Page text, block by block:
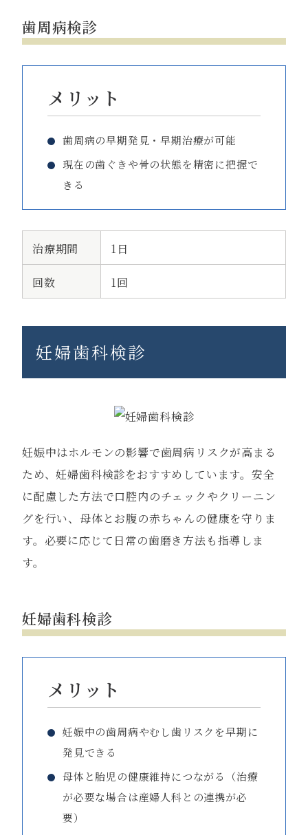
歯周病検診
メリット
歯周病の早期発見・早期治療が可能
現在の歯ぐきや骨の状態を精密に把握で
きる
治療期間 1日
回数 1回
妊婦歯科検診
妊娠中はホルモンの影響で歯周病リスクが高まる
ため、妊婦歯科検診をおすすめしています。安全
に配慮した方法で口腔内のチェックやクリーニン
グを行い、母体とお腹の赤ちゃんの健康を守りま
す。必要に応じて日常の歯磨き方法も指導しま
す。
妊婦歯科検診
メリット
妊娠中の歯周病やむし歯リスクを早期に
発見できる
母体と胎児の健康維持につながる（治療
が必要な場合は産婦人科との連携が必
要）